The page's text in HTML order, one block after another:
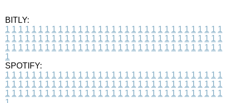
BITLY:
1 1 1 1 1 1 1 1 1 1 1 1 1 1 1 1 1 1 1 1 1 1 1 1 1 1 1 1 1 1 1 1 1
1 1 1 1 1 1 1 1 1 1 1 1 1 1 1 1 1 1 1 1 1 1 1 1 1 1 1 1 1 1 1 1 1
1 1 1 1 1 1 1 1 1 1 1 1 1 1 1 1 1 1 1 1 1 1 1 1 1 1 1 1 1 1 1 1 1
1
SPOTIFY:
1 1 1 1 1 1 1 1 1 1 1 1 1 1 1 1 1 1 1 1 1 1 1 1 1 1 1 1 1 1 1 1 1
1 1 1 1 1 1 1 1 1 1 1 1 1 1 1 1 1 1 1 1 1 1 1 1 1 1 1 1 1 1 1 1 1
1 1 1 1 1 1 1 1 1 1 1 1 1 1 1 1 1 1 1 1 1 1 1 1 1 1 1 1 1 1 1 1 1